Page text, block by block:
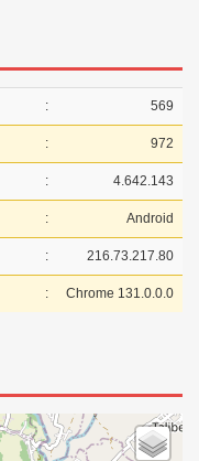
: 569
: 972
: 4.642.143
: Android
: 216.73.217.80
: Chrome 131.0.0.0